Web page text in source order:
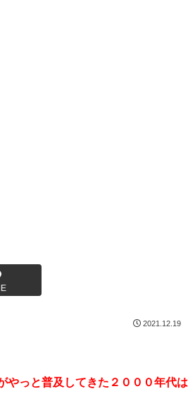
2021.12.19
やっと普及してきた２０００年代は